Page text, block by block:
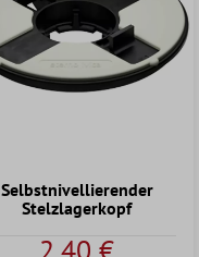
Selbstnivellierender
Stelzlagerkopf
2,40 €